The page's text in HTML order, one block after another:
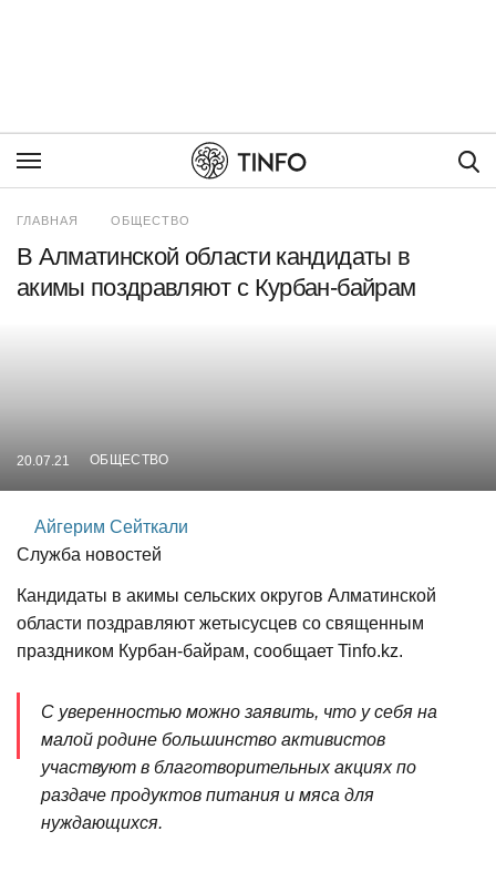
ГЛАВНАЯ ОБЩЕСТВО
В Алматинской области кандидаты в
акимы поздравляют с Курбан-байрам
20.07.21 ОБЩЕСТВО
Айгерим Сейткали
Служба новостей
Кандидаты в акимы сельских округов Алматинской
области поздравляют жетысусцев со священным
праздником Курбан-байрам, сообщает Tinfo.kz.
С уверенностью можно заявить, что у себя на
малой родине большинство активистов
участвуют в благотворительных акциях по
раздаче продуктов питания и мяса для
нуждающихся.